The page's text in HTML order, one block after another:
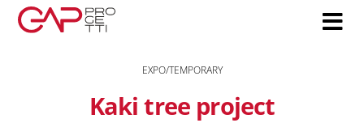
Salta
EXPO/TEMPORARY
Kaki tree project